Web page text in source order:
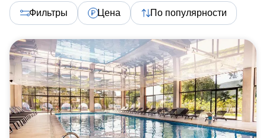
Фильтры Цена По популярности